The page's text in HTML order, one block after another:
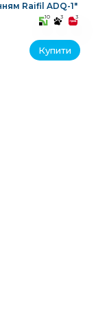
Raifil ADQ-1"
10 3 3
Купити